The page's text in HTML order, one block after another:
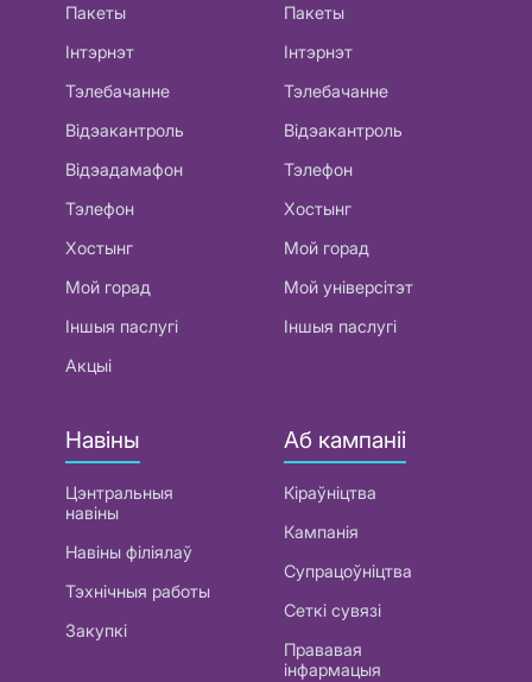
Пакеты
Інтэрнэт
Тэлебачанне
Відэакантроль
Відэадамафон
Тэлефон
Хостынг
Мой горад
Іншыя паслугі
Акцыі
Пакеты
Інтэрнэт
Тэлебачанне
Відэакантроль
Тэлефон
Хостынг
Мой горад
Мой універсітэт
Іншыя паслугі
Навіны
Цэнтральныя
навіны
Навіны філіялаў
Тэхнічныя работы
Закупкі
Аб кампаніі
Кіраўніцтва
Кампанія
Супрацоўніцтва
Сеткі сувязі
Прававая
інфармацыя